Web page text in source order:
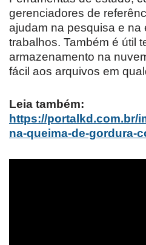
gerenciadores de
ajudam na pesquisa e na
trabalhos. Também é útil
armazenamento na
fácil aos arquivos em
Leia também:
https://portalkd.com.br/
na-queima-de-gordura-